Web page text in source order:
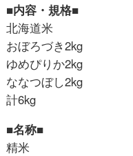
■内容・規格■
北海道米
おぼろづき2kg
ゆめぴりか2kg
ななつぼし2kg
計6kg
■名称■
精米